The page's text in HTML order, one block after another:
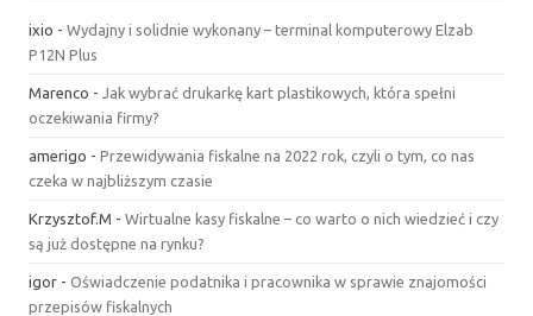
ixio - Wydajny i solidnie wykonany – terminal komputerowy Elzab
P12N Plus
Marenco - Jak wybrać drukarkę kart plastikowych, która spełni
oczekiwania firmy?
amerigo - Przewidywania fiskalne na 2022 rok, czyli o tym, co nas
czeka w najbliższym czasie
Krzysztof.M - Wirtualne kasy fiskalne – co warto o nich wiedzieć i czy
są już dostępne na rynku?
igor - Oświadczenie podatnika i pracownika w sprawie znajomości
przepisów fiskalnych